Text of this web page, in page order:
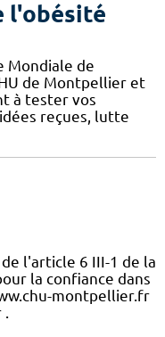
l'obésité
Mondiale de
de Montpellier et
à tester vos
reçues, lutte
l'article 6 III-1 de la
la confiance dans
montpellier.fr